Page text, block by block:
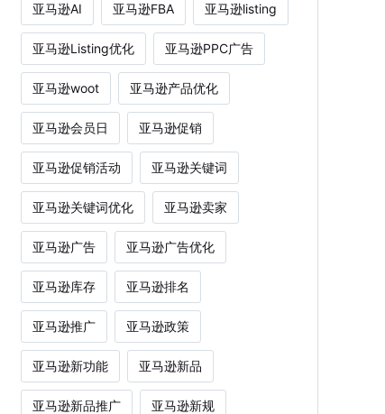
亚马逊AI 亚马逊FBA 亚马逊listing
亚马逊Listing优化 亚马逊PPC广告
亚马逊woot 亚马逊产品优化
亚马逊会员日 亚马逊促销
亚马逊促销活动 亚马逊关键词
亚马逊关键词优化 亚马逊卖家
亚马逊广告 亚马逊广告优化
亚马逊库存 亚马逊排名
亚马逊推广 亚马逊政策
亚马逊新功能 亚马逊新品
亚马逊新品推广 亚马逊新规